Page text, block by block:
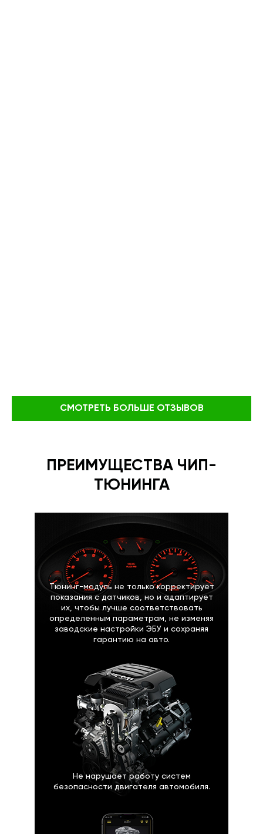
СМОТРЕТЬ БОЛЬШЕ ОТЗЫВОВ
ПРЕИМУЩЕСТВА ЧИП-
ТЮНИНГА
Тюнинг-модуль не только корректирует
показания с датчиков, но и адаптирует
их, чтобы лучше соответствовать
определенным параметрам, не изменяя
заводские настройки ЭБУ и сохраняя
гарантию на авто.
Не нарушает работу систем
безопасности двигателя автомобиля.